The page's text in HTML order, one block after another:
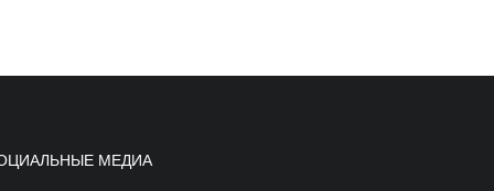
МЕДИА